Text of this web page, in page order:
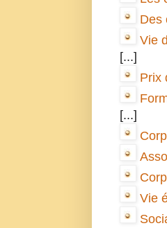
Des
Vie
[...]
Prix
[...]
Vie